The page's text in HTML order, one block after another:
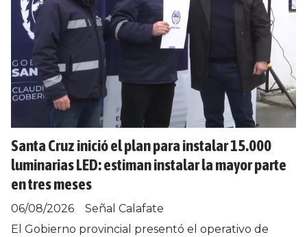
Santa Cruz inició el plan para instalar 15.000
luminarias LED: estiman instalar la mayor parte
en tres meses
Señal Calafate
06/08/2026
El Gobierno provincial presentó el operativo de